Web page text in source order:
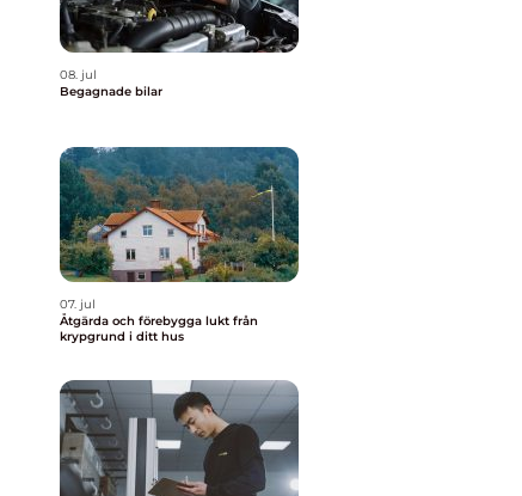
08. jul
Begagnade bilar
07. jul
Åtgärda och förebygga lukt från
krypgrund i ditt hus